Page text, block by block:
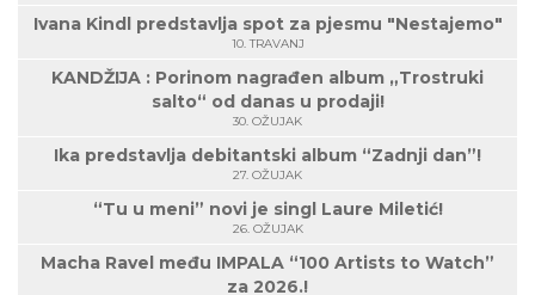
Ivana Kindl predstavlja spot za pjesmu "Nestajemo"
10. TRAVANJ
KANDŽIJA : Porinom nagrađen album „Trostruki
salto“ od danas u prodaji!
30. OŽUJAK
Ika predstavlja debitantski album “Zadnji dan”!
27. OŽUJAK
“Tu u meni” novi je singl Laure Miletić!
26. OŽUJAK
Macha Ravel među IMPALA “100 Artists to Watch”
za 2026.!